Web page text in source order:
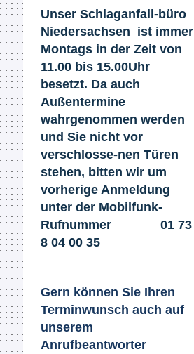
Unser Schlaganfall​-büro
Niedersachsen ist immer
Montags in der Zeit von
11.00 bis 15.00Uhr
besetzt. Da auch
Außentermine
wahrgenommen werden
und Sie nicht vor
verschlosse-nen Türen
stehen, bitten wir um
vorherige Anmeldung
unter der Mobilfunk-
Rufnummer 01 73
8 04 00 35​
Gern können Sie Ihren
Terminwunsch auch auf
unserem
Anrufbeantworter